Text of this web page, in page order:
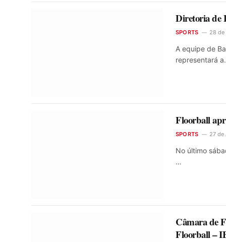
Diretoria de
SPORTS 28 de
A equipe de
representará
Floorball
SPORTS 27 de
No último
…
Câmara de
Floorball –